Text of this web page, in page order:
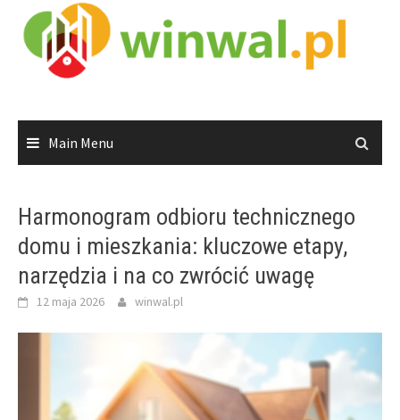
content
Main Menu
Harmonogram odbioru technicznego
domu i mieszkania: kluczowe etapy,
narzędzia i na co zwrócić uwagę
12 maja 2026 winwal.pl